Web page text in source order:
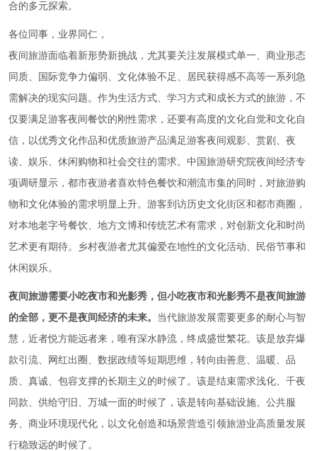
合的多元探索。
各位同事，业界同仁，
夜间旅游面临着新形势新挑战，尤其要关注发展模式单一、商业形态
同质、国际竞争力偏弱、文化体验不足、居民获得感不高等一系列急
需解决的现实问题。作为生活方式、学习方式和成长方式的旅游，不
仅要满足游客夜间餐饮的刚性需求，还要有高度的文化自觉和文化自
信，以优秀文化作品和优质旅游产品满足游客夜间观影、赏剧、夜
读、娱乐、休闲购物和社会交往的需求。中国旅游研究院夜间经济专
项调研显示，都市夜游者喜欢特色餐饮和潮流市集的同时，对旅游购
物和文化体验的需求明显上升。游客到访历史文化街区和都市商圈，
对本地老字号餐饮、地方文博和传统艺术有需求，对创新文化和时尚
艺术更有期待。乡村夜游者尤其偏爱在地性的文化活动、民俗节事和
休闲娱乐。
夜间旅游需要小吃夜市和光影秀，但小吃夜市和光影秀不是夜间旅游
的全部，更不是夜间经济的未来。 当代旅游发展需要更多的耐心与智
慧，近者悦方能远者来，唯有深水静流，终成盛世繁花。该是放弃爆
款引流、网红出圈、数据政绩等短期思维，转向由善意、温暖、品
质、真诚、包容支撑的长期主义的时候了。该是结束需求浅化、千夜
同款、供给守旧、万城一面的时候了，该是转向基础设施、公共服
务、商业环境现代化，以文化创造和场景营造引领旅游业高质量发展
行稳致远的时候了。